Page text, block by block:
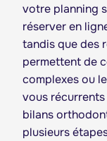
votre planning
réserver en
tandis que des
permettent de
complexes ou
vous
bilans
plusieurs